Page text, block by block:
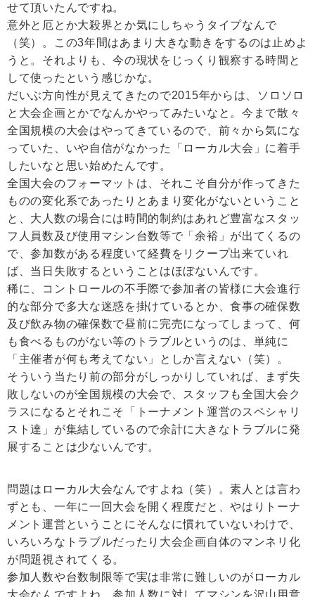
せて頂いたんですね。
意外と厄とか大殺界とか気にしちゃうタイプなんで
（笑）。この3年間はあまり大きな動きをするのは止めよ
うと。それよりも、今の現状をじっくり観察する時間と
して使ったという感じかな。
だいぶ方向性が見えてきたので2015年からは、ソロソロ
と大会企画とかでなんかやってみたいなと。今まで散々
全国規模の大会はやってきているので、前々から気にな
っていた、いや自信がなかった「ローカル大会」に着手
したいなと思い始めたんです。
全国大会のフォーマットは、それこそ自分が作ってきた
ものの変化系であったりとあまり変化がないということ
と、大人数の場合には時間的制約はあれど豊富なスタッ
フ人員数及び使用マシン台数等で「余裕」が出てくるの
で、参加数がある程度いて経費をリクープ出来ていれ
ば、当日失敗するということはほぼないんです。
稀に、コントロールの不手際で参加者の皆様に大会進行
的な部分で多大な迷惑を掛けているとか、食事の確保数
及び飲み物の確保数で昼前に完売になってしまって、何
も食べるものがない等のトラブルというのは、単純に
「主催者が何も考えてない」としか言えない（笑）。
そういう当たり前の部分がしっかりしていれば、まず失
敗しないのが全国規模の大会で、スタッフも全国大会ク
ラスになるとそれこそ「トーナメント運営のスペシャリ
スト達」が集結しているので余計に大きなトラブルに発
展することは少ないんです。
問題はローカル大会なんですよね（笑）。素人とは言わ
ずとも、一年に一回大会を開く程度だと、やはりトーナ
メント運営ということにそんなに慣れていないわけで、
いろいろなトラブルだったり大会企画自体のマンネリ化
が問題視されてくる。
参加人数や台数制限等で実は非常に難しいのがローカル
大会なんですよね。参加人数に対してマシンを沢山用意